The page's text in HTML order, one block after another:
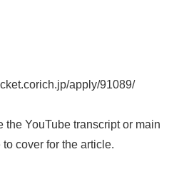
apply/91089/
YouTube transcript or main
cover for the article.